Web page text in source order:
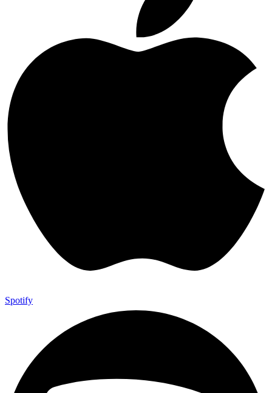
Spotify